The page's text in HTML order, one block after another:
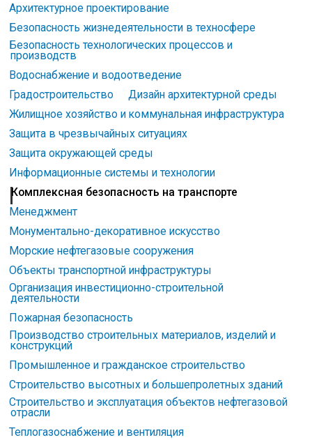
Архитектурное проектирование
Безопасность жизнедеятельности в техносфере
Безопасность технологических процессов и
производств
Водоснабжение и водоотведение
Градостроительство
Дизайн архитектурной среды
Жилищное хозяйство и коммунальная инфраструктура
Защита в чрезвычайных ситуациях
Защита окружающей среды
Информационные системы и технологии
Комплексная безопасность на транспорте
Менеджмент
Монументально-декоративное искусство
Морские нефтегазовые сооружения
Объекты транспортной инфраструктуры
Организация инвестиционно-строительной
деятельности
Пожарная безопасность
Производство строительных материалов, изделий и
конструкций
Промышленное и гражданское строительство
Строительство высотных и большепролетных зданий
Строительство и эксплуатация объектов нефтегазовой
отрасли
Теплогазоснабжение и вентиляция